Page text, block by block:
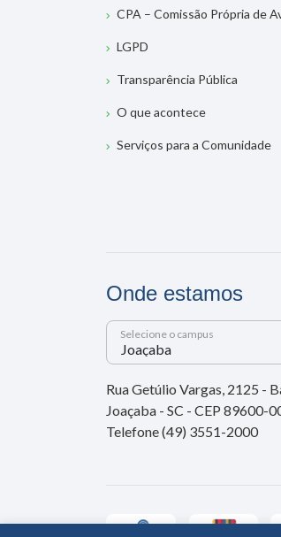
CPA – Comissão Própria de
LGPD
Transparência Pública
O que acontece
Serviços para a Comunidade
Onde estamos
Selecione o campus
Rua Getúlio Vargas, 2125 -
Joaçaba - SC - CEP 89600-
Telefone (49) 3551-2000